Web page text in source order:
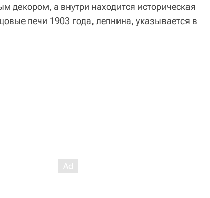
декором, а внутри находится историческая
печи 1903 года, лепнина, указывается в